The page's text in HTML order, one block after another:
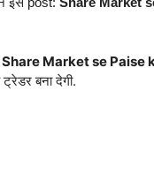
Share Market se Paise
बना देगी.